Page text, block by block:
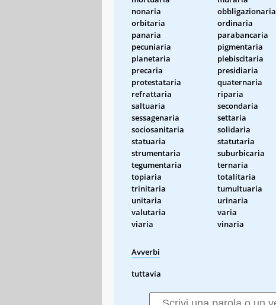
nonaria
obbligazionaria
orbitaria
ordinaria
panaria
parabancaria
pecuniaria
pigmentaria
planetaria
plebiscitaria
precaria
presidiaria
protestataria
quaternaria
refrattaria
riparia
saltuaria
secondaria
sessagenaria
settaria
sociosanitaria
solidaria
statuaria
statutaria
strumentaria
suburbicaria
tegumentaria
ternaria
topiaria
totalitaria
trinitaria
tumultuaria
unitaria
urinaria
valutaria
varia
viaria
vinaria
Avverbi
tuttavia